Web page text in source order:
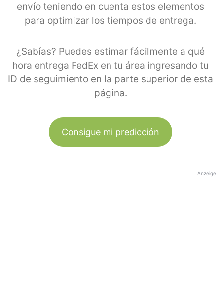
envío teniendo en cuenta estos elementos
para optimizar los tiempos de entrega.
¿Sabías? Puedes estimar fácilmente a qué
hora entrega FedEx en tu área ingresando tu
ID de seguimiento en la parte superior de esta
página.
Consigue mi predicción
Anzeige